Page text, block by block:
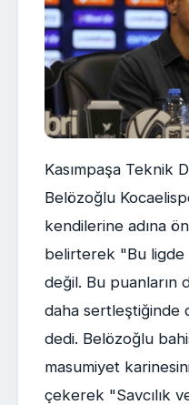
Kasımpaşa Teknik
Belözoğlu
kendilerine adına
belirterek "Bu ligde
değil. Bu puanların
daha sertleştiğinde
dedi. Belözoğlu
masumiyet
çekerek "Savcılık